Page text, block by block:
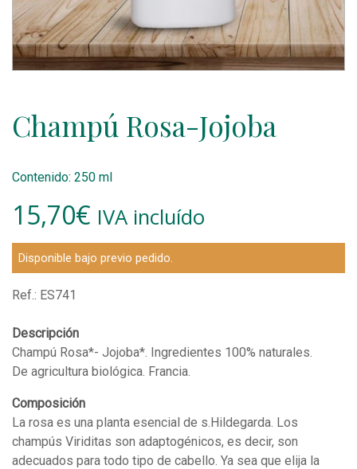
Champú Rosa-Jojoba
Contenido: 250 ml
15,70€ IVA incluído
Disponible bajo previo pedido.
Ref.: ES741
Descripción
Champú Rosa*- Jojoba*. Ingredientes 100% naturales.
De agricultura biológica. Francia.
Composición
La rosa es una planta esencial de s.Hildegarda. Los
champús Viriditas son adaptogénicos, es decir, son
adecuados para todo tipo de cabello. Ya sea que elija la